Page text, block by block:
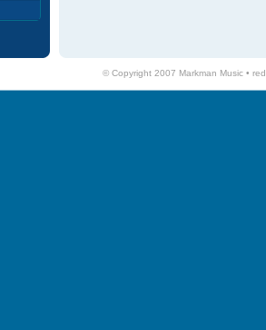
© Copyright 2007 Markman Music •